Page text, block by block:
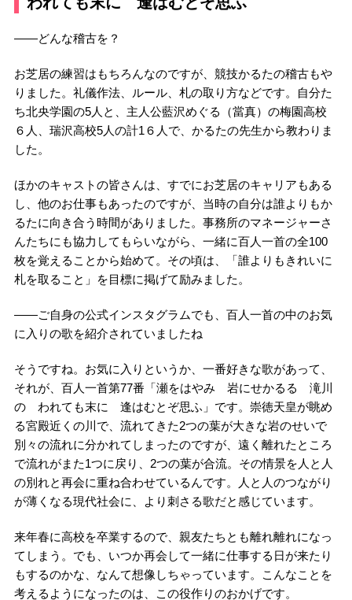
――どんな稽古を？
お芝居の練習はもちろんなのですが、競技かるたの稽古もや
りました。礼儀作法、ルール、札の取り方などです。自分た
ち北央学園の5人と、主人公藍沢めぐる（當真）の梅園高校
６人、瑞沢高校5人の計1６人で、かるたの先生から教わりま
した。
ほかのキャストの皆さんは、すでにお芝居のキャリアもある
し、他のお仕事もあったのですが、当時の自分は誰よりもか
るたに向き合う時間がありました。事務所のマネージャーさ
んたちにも協力してもらいながら、一緒に百人一首の全100
枚を覚えることから始めて。その頃は、「誰よりもきれいに
札を取ること」を目標に掲げて励みました。
――ご自身の公式インスタグラムでも、百人一首の中のお気
に入りの歌を紹介されていましたね
そうですね。お気に入りというか、一番好きな歌があって、
それが、百人一首第77番「瀬をはやみ 岩にせかるる 滝川
の われても末に 逢はむとぞ思ふ」です。崇徳天皇が眺め
る宮殿近くの川で、流れてきた2つの葉が大きな岩のせいで
別々の流れに分かれてしまったのですが、遠く離れたところ
で流れがまた1つに戻り、2つの葉が合流。その情景を人と人
の別れと再会に重ね合わせているんです。人と人のつながり
が薄くなる現代社会に、より刺さる歌だと感じています。
来年春に高校を卒業するので、親友たちとも離れ離れになっ
てしまう。でも、いつか再会して一緒に仕事する日が来たり
もするのかな、なんて想像しちゃっています。こんなことを
考えるようになったのは、この役作りのおかげです。